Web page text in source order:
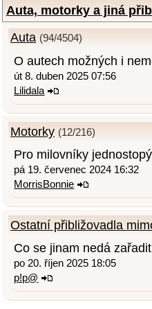
Auta, motorky a jiná
Auta (94/4504)
O autech možných i
út 8. duben 2025 07:56
Lilidala
Motorky (12/216)
Pro milovníky
pá 19. červenec 2024 16:32
MorrisBonnie
Ostatní přibližovadla
Co se jinam nedá zařadit
po 20. říjen 2025 18:05
p!p@